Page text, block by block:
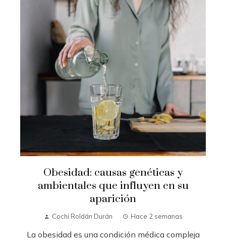
Obesidad: causas genéticas y
ambientales que influyen en su
aparición
Cochi Roldán Durán Hace 2 semanas
La obesidad es una condición médica compleja